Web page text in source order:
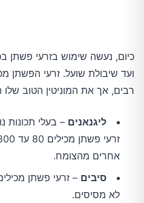
כיום, נעשה שימוש בזרעי פשתן
ועד שיבולת שועל. זרעי הפשתן
רבים, אך את המוניטין הטוב
ליגנאנים – בעלי תכונות
אחרים מהצומח.
סיבים – זרעי פשתן
לא מסיסים.